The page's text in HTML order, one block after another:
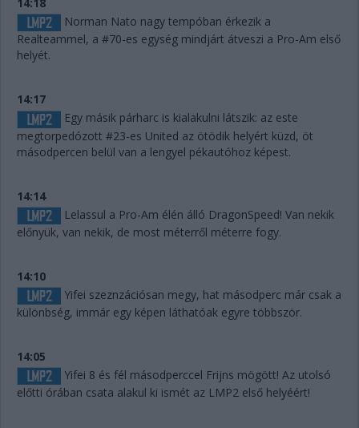
Norman Nato nagy tempóban érkezik a
Realteammel, a #70-es egység mindjárt átveszi a Pro-Am első
helyét.
14:17
Egy másik párharc is kialakulni látszik: az este
megtorpedózott #23-es United az ötödik helyért küzd, öt
másodpercen belül van a lengyel pékautóhoz képest.
14:14
Lelassul a Pro-Am élén álló DragonSpeed! Van nekik
előnyük, van nekik, de most méterről méterre fogy.
14:10
Yifei szeznzációsan megy, hat másodperc már csak a
különbség, immár egy képen láthatóak egyre többször.
14:05
Yifei 8 és fél másodperccel Frijns mögött! Az utolsó
előtti órában csata alakul ki ismét az LMP2 első helyéért!